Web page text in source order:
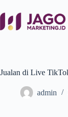
Jualan di Live
admin